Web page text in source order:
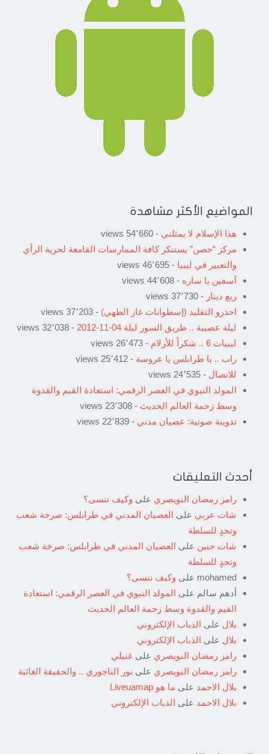
المواضيع الأكثر مشاهدة
هذا الإسلام لا يمثلني - 54٬660 views
مركز “حصن” يستنكر كافة الممارسات القامعة لحرية الرأي
والتعبير في ليبيا - 46٬695 views
آسفين يا ساره - 44٬608 views
ربع دينار - 37٬730 views
احذرو التقليد (إسطوانات غاز الطهي) - 37٬203 views
ليلة عصيبة .. طريق السور ليلة 04-11-2012
- 32٬038 views
ليبيات 6 .. شكراً للأزلام
- 26٬473 views
راب .. يا طرابلس يا عروسة - 25٬412 views
للاتصال - 24٬535 views
المولد النبوي في العصر الرقمي: استعادة القيم والقدوة
وسط زحمة العالم الحديث - 23٬308 views
تدوينة صوتية: عصيان مدني - 22٬839 views
أحدث التعليقات
رامز رمضان النويصري على وكيف ننسى؟
شات عربي على العصيان المدني في طرابلس: صرخة شعب
وتحدٍ للسلطة
شات حنين على العصيان المدني في طرابلس: صرخة شعب
وتحدٍ للسلطة
mohamed على وكيف ننسى؟
أدهم سالم على المولد النبوي في العصر الرقمي: استعادة
القيم والقدوة وسط زحمة العالم الحديث
بلال على الذباب الإلكتروني
بلال على الذباب الإلكتروني
رامز رمضان النويصري على غنيلي
رامز رمضان النويصري على نور التاجوري .. والحقيقة الغائبة
بلال الاحمد على ما هو Liveuamap
بلال الاحمد على الذباب الإلكتروني